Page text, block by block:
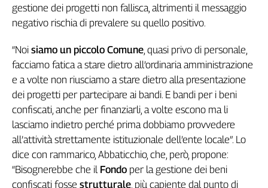
Archivio
Storico
1955-
Cerca
Contatti
La
redazione
gestione dei progetti non fallisca, altrimenti il messaggio
negativo rischia di prevalere su quello positivo.
“Noi siamo un piccolo Comune, quasi privo di personale,
facciamo fatica a stare dietro all’ordinaria amministrazione
e a volte non riusciamo a stare dietro alla presentazione
dei progetti per partecipare ai bandi. E bandi per i beni
confiscati, anche per finanziarli, a volte escono ma li
lasciamo indietro perché prima dobbiamo provvedere
all’attività strettamente istituzionale dell’ente locale”. Lo
dice con rammarico, Abbaticchio, che, però, propone:
“Bisognerebbe che il Fondo per la gestione dei beni
confiscati fosse strutturale, più capiente dal punto di